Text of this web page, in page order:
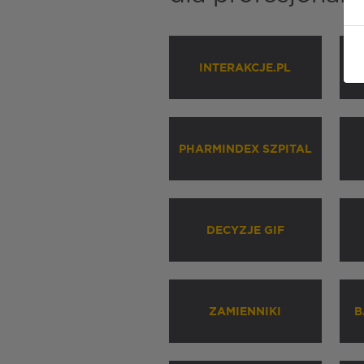
INTERAKCJE.PL
PHARMINDEX SZPITAL
DECYZJE GIF
ZAMIENNIKI